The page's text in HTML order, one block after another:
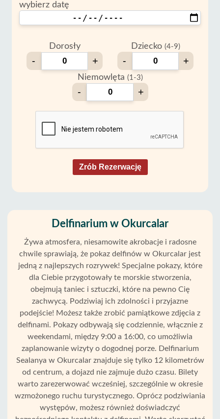
Strona
Główna
wybierz datę
Dorosły
- +
Dziecko (4-9)
- +
Niemowlęta (1-3)
- +
Zrób Rezerwację
Delfinarium w Okurcalar
Żywa atmosfera, niesamowite akrobacje i radosne
chwile sprawiają, że pokaz delfinów w Okurcalar jest
jedną z najlepszych rozrywek! Specjalne pokazy, które
dla Ciebie przygotowały te morskie stworzenia,
obejmują taniec i sztuczki, które na pewno Cię
zachwycą. Podziwiaj ich zdolności i przyjazne
podejście! Możesz także zrobić pamiątkowe zdjęcia z
delfinami. Pokazy odbywają się codziennie, włącznie z
weekendami, między 9:00 a 16:00, co umożliwia
zaplanowanie wizyty o dogodnej porze. Delfinarium
Sealanya w Okurcalar znajduje się tylko 12 kilometrów
od centrum, a dojazd nie zajmuje dużo czasu. Bilety
warto zarezerwować wcześniej, szczególnie w okresie
wzmożonego ruchu turystycznego. Oprócz podziwiania
występów, możesz również doświadczyć